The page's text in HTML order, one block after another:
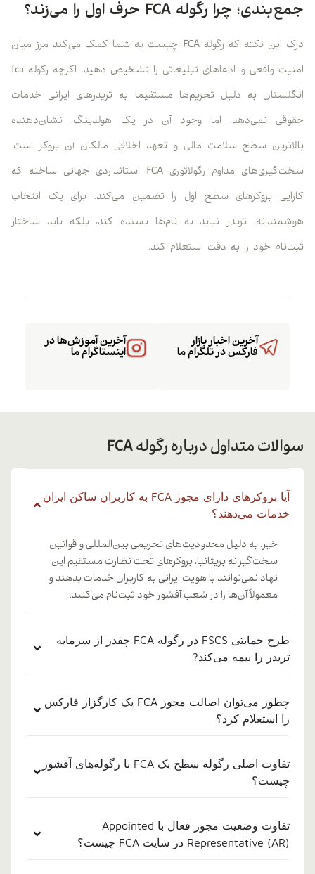
جمع‌بندی؛ چرا رگوله FCA حرف اول را می‌زند؟
درک این نکته که رگوله FCA چیست به شما کمک می‌کند مرز میان
امنیت واقعی و ادعاهای تبلیغاتی را تشخیص دهید. اگرچه رگوله fca
انگلستان به دلیل تحریم‌ها مستقیما به تریدرهای ایرانی خدمات
حقوقی نمی‌دهد، اما وجود آن در یک هولدینگ، نشان‌دهنده
بالاترین سطح سلامت مالی و تعهد اخلاقی مالکان آن بروکر است.
سخت‌گیری‌های مداوم رگولاتوری FCA استانداردی جهانی ساخته که
کارایی بروکرهای سطح اول را تضمین می‌کند. برای یک انتخاب
هوشمندانه، تریدر نباید به نام‌ها بسنده کند، بلکه باید ساختار
ثبت‌نام خود را به دقت استعلام کند.
آخرین آموزش‌ها در
اینستاگرام ما
آخرین اخبار بازار
فارکس در تلگرام ما
سوالات متداول درباره رگوله FCA
آیا بروکرهای دارای مجوز FCA به کاربران ساکن ایران
خدمات می‌دهند؟
خیر. به دلیل محدودیت‌های تحریمی بین‌المللی و قوانین
سخت‌گیرانه بریتانیا، بروکرهای تحت نظارت مستقیم این
نهاد نمی‌توانند با هویت ایرانی به کاربران خدمات بدهند و
معمولاً آن‌ها را در شعب آفشور خود ثبت‌نام می‌کنند.
طرح حمایتی FSCS در رگوله FCA چقدر از سرمایه
تریدر را بیمه می‌کند?
چطور می‌توان اصالت مجوز FCA یک کارگزار فارکس
را استعلام کرد؟
تفاوت اصلی رگوله سطح یک FCA با رگوله‌های آفشور
چیست؟
تفاوت وضعیت مجوز فعال با Appointed
Representative (AR) در سایت FCA چیست؟